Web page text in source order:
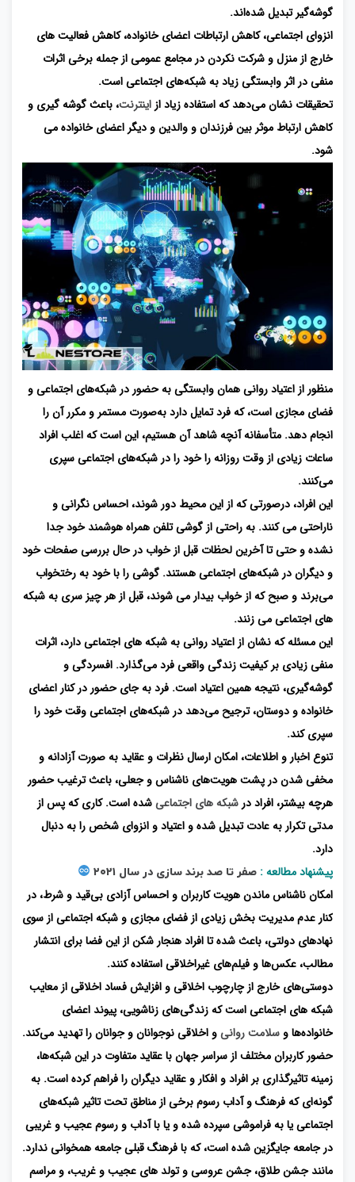
گوشه‌گیر تبدیل شده‌اند.
انزوای اجتماعی، کاهش ارتباطات اعضای خانواده، کاهش فعالیت های
خارج از منزل و شرکت نکردن در مجامع عمومی از جمله برخی اثرات
منفی در اثر وابستگی زیاد به شبکه‌های اجتماعی است.
تحقیقات نشان می‌دهد که استفاده زیاد از اینترنت، باعث گوشه گیری و
کاهش ارتباط موثر بین فرزندان و والدین و دیگر اعضای خانواده می
شود.
منظور از اعتیاد روانی همان وابستگی به حضور در شبکه‌های اجتماعی و
فضای مجازی است، که فرد تمایل دارد به‌صورت مستمر و مکرر آن را
انجام دهد. متأسفانه آنچه شاهد آن هستیم، این است که اغلب افراد
ساعات زیادی از وقت روزانه را خود را در شبکه‌های اجتماعی سپری
می‌کنند.
این افراد، درصورتی که از این محیط دور شوند، احساس نگرانی و
ناراحتی می کنند. به‌ راحتی از گوشی تلفن همراه هوشمند خود جدا
نشده و حتی تا آخرین لحظات قبل از خواب در حال بررسی صفحات خود
و دیگران در شبکه‌های اجتماعی هستند. گوشی را با خود به رختخواب
می‌برند و صبح که از خواب بیدار می شوند، قبل از هر چیز سری به شبکه
های اجتماعی می زنند.
این مسئله که نشان از اعتیاد روانی به شبکه های اجتماعی دارد، اثرات
منفی زیادی بر کیفیت زندگی واقعی فرد می‌گذارد. افسردگی و
گوشه‌گیری، نتیجه همین اعتیاد است. فرد به جای حضور در کنار اعضای
خانواده و دوستان، ترجیح می‌دهد در شبکه‌های اجتماعی وقت خود را
سپری کند.
تنوع اخبار و اطلاعات، امکان ارسال نظرات و عقاید به صورت آزادانه و
مخفی شدن در پشت هویت‌های ناشناس و جعلی، باعث ترغیب حضور
هرچه بیشتر، افراد در شبکه های اجتماعیشده است. کاری که پس از
مدتی تکرار به عادت تبدیل شده و اعتیاد و انزوای شخص را به دنبال
دارد.
پیشنهاد مطالعه : صفر تا صد برند سازی در سال ۲۰۲۱
امکان ناشناس ماندن هویت کاربران و احساس آزادی بی‌قید و شرط، در
کنار عدم مدیریت بخش زیادی از فضای مجازی و شبکه اجتماعی از سوی
نهادهای دولتی، باعث شده تا افراد هنجار شکن از این فضا برای انتشار
مطالب، عکس‌ها و فیلم‌های غیراخلاقی استفاده کنند.
دوستی‌های خارج از چارچوب اخلاقی و افزایش فساد اخلاقی از معایب
شبکه های اجتماعی است که زندگی‌های زناشویی، پیوند اعضای
خانواده‌ها و سلامت روانیو اخلاقی نوجوانان و جوانان را تهدید می‌کند.
حضور کاربران مختلف از سراسر جهان با عقاید متفاوت در این شبکه‌ها،
زمینه تاثیرگذاری بر افراد و افکار و عقاید دیگران را فراهم کرده است. به
گونه‌ای که فرهنگ و آداب رسوم برخی از مناطق تحت تاثیر شبکه‌های
اجتماعی یا به فراموشی سپرده شده و یا با آداب و رسوم عجیب و غریبی
در جامعه جایگزین شده است، که با فرهنگ قبلی جامعه همخوانی ندارد.
مانند جشن طلاق، جشن عروسی و تولد های عجیب و غریب، و مراسم